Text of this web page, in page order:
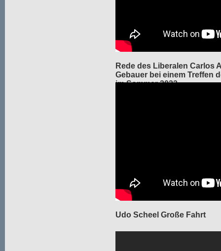
Rede des Liberalen Carlos
Gebauer bei einem Treffen
im Sommer 2022.
Udo Scheel Große Fahrt